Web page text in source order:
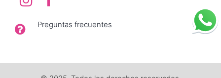
Preguntas frecuentes